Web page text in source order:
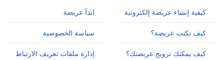
كيفية إنشاء عريضة إلكترونية
كيف تكتب عريضة؟
كيف يمكنك ترويج عريضتك؟
ابدأ عريضة
سياسة الخصوصية
إدارة ملفات تعريف الارتباط